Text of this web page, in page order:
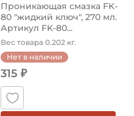
Проникающая смазка FK-
80 "жидкий ключ", 270 мл.
Артикул FK-80...
Вес товара 0.202 кг.
Нет в наличии
315 ₽